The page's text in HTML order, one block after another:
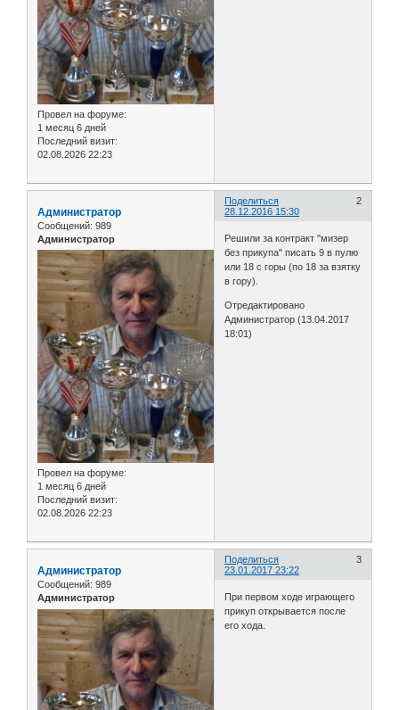
Провел на форуме:
1 месяц 6 дней
Последний визит:
02.08.2026 22:23
Поделиться
2
28.12.2016 15:30
Администратор
Сообщений: 989
Администратор
Провел на форуме:
1 месяц 6 дней
Последний визит:
02.08.2026 22:23
Решили за контракт "мизер
без прикупа" писать 9 в пулю
или 18 с горы (по 18 за взятку
в гору).
Отредактировано
Администратор (13.04.2017
18:01)
Поделиться
3
23.01.2017 23:22
Администратор
Сообщений: 989
Администратор
При первом ходе играющего
прикуп открывается после
его хода.